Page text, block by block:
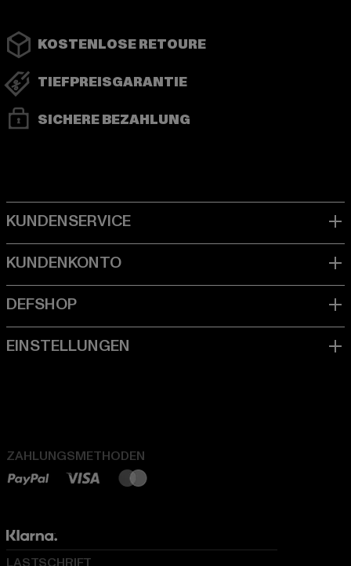
KOSTENLOSE RETOURE
TIEFPREISGARANTIE
SICHERE BEZAHLUNG
ZAHLUNGSMETHODEN